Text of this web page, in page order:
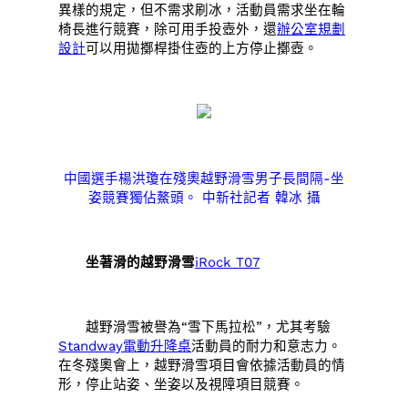
異樣的規定，但不需求刷冰，活動員需求坐在輪
椅長進行競賽，除可用手投壺外，還辦公室規劃
設計可以用拋擲桿掛住壺的上方停止擲壺。
中國選手楊洪瓊在殘奧越野滑雪男子長間隔-坐
姿競賽獨佔鰲頭。 中新社記者 韓冰 攝
坐著滑的越野滑雪iRock T07
越野滑雪被譽為“雪下馬拉松”，尤其考驗
Standway電動升降桌活動員的耐力和意志力。
在冬殘奧會上，越野滑雪項目會依據活動員的情
形，停止站姿、坐姿以及視障項目競賽。